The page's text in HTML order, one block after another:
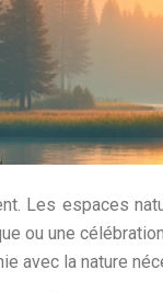
Les espaces
ou une
avec la nature